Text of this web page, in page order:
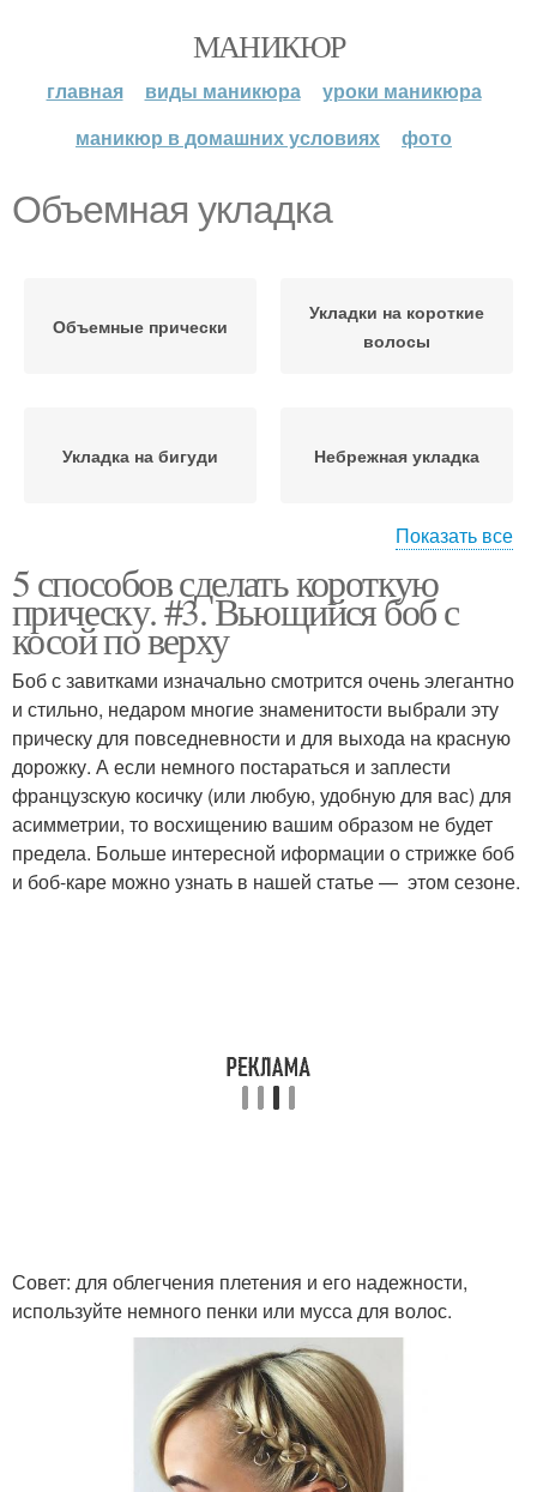
МАНИКЮР
главная виды маникюра
уроки маникюра
маникюр в домашних условиях
фото
Объемная укладка
Объемные прически
Укладки на короткие
волосы
Укладка на бигуди Небрежная укладка
Средства для укладки Укладки на стрижку
Рекомендации по
укладке
Укладка на каре
Стильная укладка Модные укладки
Укладка с помощью Укладка для свиданий
Показать все
5 способов сделать короткую
прическу. #3. Вьющийся боб с
косой по верху
Боб с завитками изначально смотрится очень элегантно
и стильно, недаром многие знаменитости выбрали эту
прическу для повседневности и для выхода на красную
дорожку. А если немного постараться и заплести
французскую косичку (или любую, удобную для вас) для
асимметрии, то восхищению вашим образом не будет
предела. Больше интересной иформации о стрижке боб
и боб-каре можно узнать в нашей статье — этом сезоне.
Совет: для облегчения плетения и его надежности,
используйте немного пенки или мусса для волос.